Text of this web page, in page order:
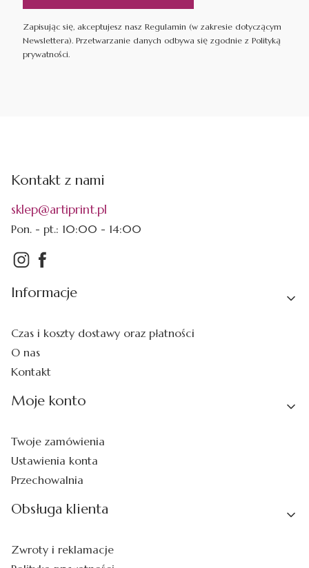
Zapisując się, akceptujesz nasz Regulamin (w zakresie dotyczącym
Newslettera). Przetwarzanie danych odbywa się zgodnie z Polityką
prywatności.
Kontakt z nami
sklep@artiprint.pl
Pon. - pt.: 10:00 - 14:00
Linki w stopce
Informacje
Czas i koszty dostawy oraz płatności
O nas
Kontakt
Moje konto
Twoje zamówienia
Ustawienia konta
Przechowalnia
Obsługa klienta
Zwroty i reklamacje